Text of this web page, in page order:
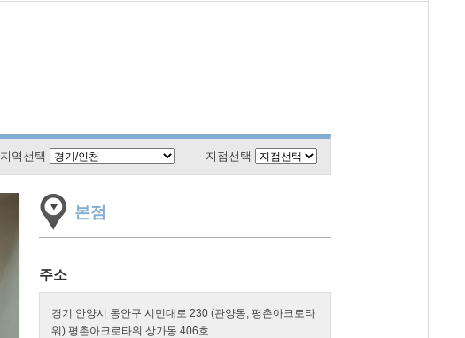
지역선택 지점선택
본점
주소
경기 안양시 동안구 시민대로 230 (관양동, 평촌아크로타
워) 평촌아크로타워 상가동 406호